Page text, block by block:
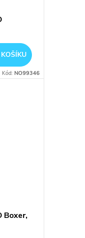
Kód: NO99346
Boxer,